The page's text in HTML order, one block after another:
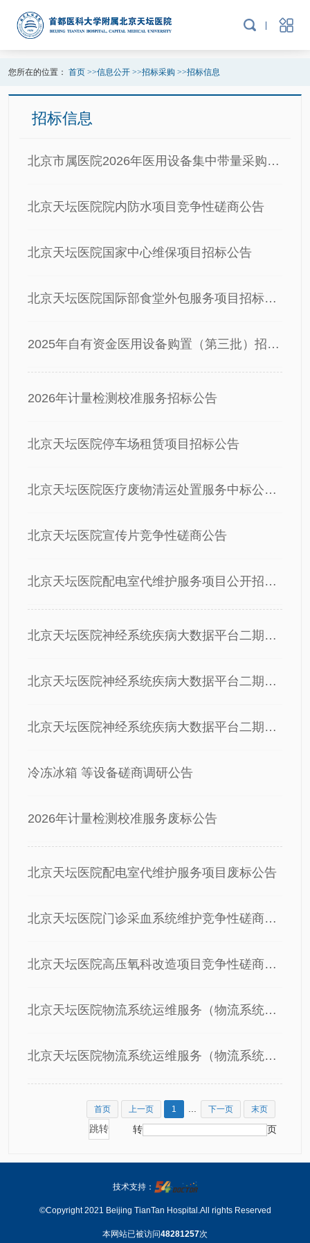
您所在的位置： 首页>>信息公开>>招标采购 >>招标信息
招标信息
北京市属医院2026年医用设备集中带量采购体外诊断与辅助设备组骨盆骨折复位手术导航定位系统成交结果公告
北京天坛医院院内防水项目竞争性磋商公告
北京天坛医院国家中心维保项目招标公告
北京天坛医院国际部食堂外包服务项目招标公告
2025年自有资金医用设备购置（第三批）招标公告
2026年计量检测校准服务招标公告
北京天坛医院停车场租赁项目招标公告
北京天坛医院医疗废物清运处置服务中标公告2026
北京天坛医院宣传片竞争性磋商公告
北京天坛医院配电室代维护服务项目公开招标公告
北京天坛医院神经系统疾病大数据平台二期招标公告
北京天坛医院神经系统疾病大数据平台二期分布式计算存储中标公告
北京天坛医院神经系统疾病大数据平台二期大内存胖节点、高性能GPU计算节点废标公告
冷冻冰箱 等设备磋商调研公告
2026年计量检测校准服务废标公告
北京天坛医院配电室代维护服务项目废标公告
北京天坛医院门诊采血系统维护竞争性磋商公告
北京天坛医院高压氧科改造项目竞争性磋商公告
北京天坛医院物流系统运维服务（物流系统日常运维服务）、（物流系统维保服务）招标公告
北京天坛医院物流系统运维服务（物流系统日常运维服务）、（物流系统维保服务）废标公告
首页 上一页 1 下一页 末页
转 页
技术支持：
©Copyright 2021 Beijing TianTan Hospital.All rights Reserved
本网站已被访问48281257次